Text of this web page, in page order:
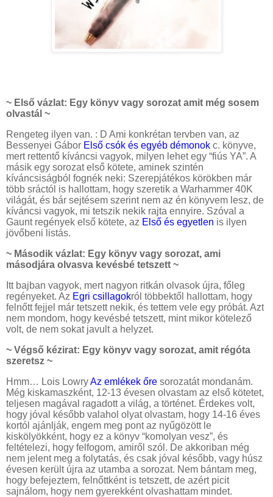
~ Első vázlat: Egy könyv vagy sorozat amit még sosem
olvastál ~
Rengeteg ilyen van. : D Ami konkrétan tervben van, az
Bessenyei Gábor Első csók és egyéb démonok c. könyve,
mert rettentő kíváncsi vagyok, milyen lehet egy “fiús YA”. A
másik egy sorozat első kötete, aminek szintén
kíváncsiságból fognék neki: Szerepjátékos körökben már
több sráctól is hallottam, hogy szeretik a Warhammer 40K
világát, és bár sejtésem szerint nem az én könyvem lesz, de
kíváncsi vagyok, mi tetszik nekik rajta ennyire. Szóval a
Gaunt regények első kötete, az Első és egyetlen is ilyen
jövőbeni listás.
~ Második vázlat: Egy könyv vagy sorozat, ami
másodjára olvasva kevésbé tetszett ~
Itt bajban vagyok, mert nagyon ritkán olvasok újra, főleg
regényeket. Az Egri csillagokról többektől hallottam, hogy
felnőtt fejjel már tetszett nekik, és tettem vele egy próbát. Azt
nem mondom, hogy kevésbé tetszett, mint mikor kötelező
volt, de nem sokat javult a helyzet.
~ Végső kézirat: Egy könyv vagy sorozat, amit régóta
szeretsz ~
Hmm… Lois LowryAz emlékek őre sorozatát mondanám.
Még kiskamaszként, 12-13 évesen olvastam az első kötetet,
teljesen magával ragadott a világ, a történet. Érdekes volt,
hogy jóval később valahol olyat olvastam, hogy 14-16 éves
kortól ajánlják, engem meg pont az nyűgözött le
kiskölyökként, hogy ez a könyv “komolyan vesz”, és
feltételezi, hogy felfogom, amiről szól. De akkoriban még
nem jelent meg a folytatás, és csak jóval később, vagy húsz
évesen került újra az utamba a sorozat. Nem bántam meg,
hogy befejeztem, felnőttként is tetszett, de azért picit
sajnálom, hogy nem gyerekként olvashattam mindet.